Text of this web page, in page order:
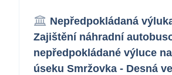
Nepředpokládaná
Zajištění náhradní
nepředpokládané výluce
úseku Smržovka - Desná